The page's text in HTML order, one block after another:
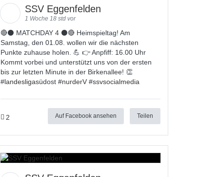
SSV Eggenfelden
1 Woche 18 std vor
🔴⚫ MATCHDAY 4 ⚫🔴 Heimspieltag! Am
Samstag, den 01.08. wollen wir die nächsten
Punkte zuhause holen. 💪 👉 Anpfiff: 16.00 Uhr
Kommt vorbei und unterstützt uns von der ersten
bis zur letzten Minute in der Birkenallee! 👏
#landesligasüdost #nurderV #ssvsocialmedia
2 Auf Facebook ansehen Teilen